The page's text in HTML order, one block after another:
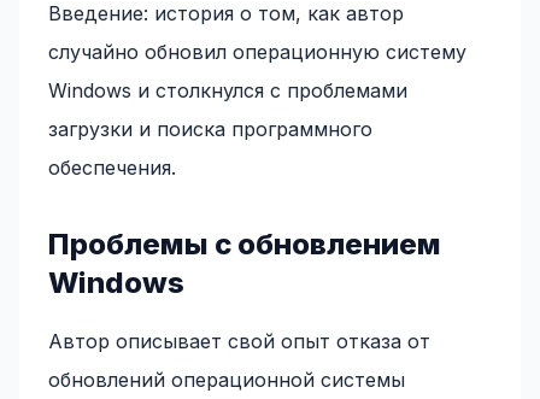
Введение: история о том, как автор
случайно обновил операционную систему
Windows и столкнулся с проблемами
загрузки и поиска программного
обеспечения.
Проблемы с обновлением
Windows
Автор описывает свой опыт отказа от
обновлений операционной системы